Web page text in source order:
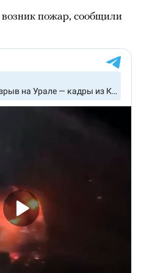
пожар, сообщили